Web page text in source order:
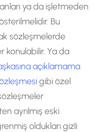
ya da işletmeden
Bu
sözleşmelerde
konulabilir. Ya da
açıklamama
gibi özel
ayrılmış eski
oldukları gizli